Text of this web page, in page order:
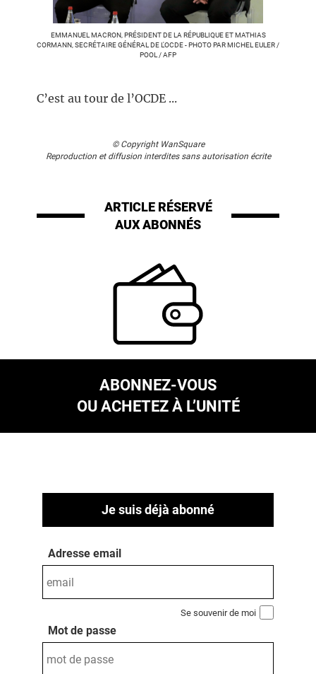
EMMANUEL MACRON, PRÉSIDENT DE LA RÉPUBLIQUE ET MATHIAS
CORMANN, SECRÉTAIRE GÉNÉRAL DE L'OCDE - PHOTO PAR MICHEL EULER /
POOL / AFP
C’est au tour de l’OCDE ...
© Copyright WanSquare
Reproduction et diffusion interdites sans autorisation écrite
ARTICLE RÉSERVÉ
AUX ABONNÉS
ABONNEZ-VOUS
OU ACHETEZ À L’UNITÉ
Je suis déjà abonné
Adresse email
Se souvenir de moi
Mot de passe